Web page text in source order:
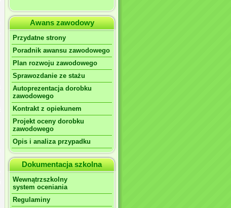
Awans zawodowy
Przydatne strony
Poradnik awansu zawodowego
Plan rozwoju zawodowego
Sprawozdanie ze stażu
Autoprezentacja dorobku
zawodowego
Kontrakt z opiekunem
Projekt oceny dorobku
zawodowego
Opis i analiza przypadku
Dokumentacja szkolna
Wewnątrzszkolny
system oceniania
Regulaminy